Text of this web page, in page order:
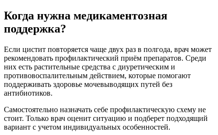
Когда нужна медикаментозная
поддержка?
Если цистит повторяется чаще двух раз в полгода, врач может
рекомендовать профилактический приём препаратов. Среди
них есть растительные средства с диуретическим и
противовоспалительным действием, которые помогают
поддерживать здоровье мочевыводящих путей без
антибиотиков.
Самостоятельно назначать себе профилактическую схему не
стоит. Только врач оценит ситуацию и подберет подходящий
вариант с учетом индивидуальных особенностей.